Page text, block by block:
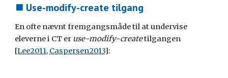
⯀ Use-modify-create tilgang
En ofte nævnt fremgangsmåde til at undervise
eleverne i CT er use-modify-create tilgangen
[Lee2011, Caspersen2013]: